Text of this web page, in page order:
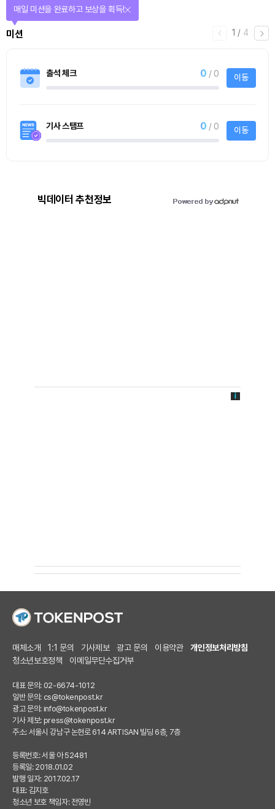
1 / 4
미션
매일 미션을 완료하고 보상을 획득!
출석 체크 0 / 0 이동
기사 스탬프 0 / 0 이동
빅데이터 추천정보
매체소개 1:1 문의 기사제보 광고 문의 이용약관
개인정보처리방침
청소년보호정책
이메일무단수집거부
대표 문의: 02-6674-1012
일반 문의: cs@tokenpost.kr
광고 문의: info@tokenpost.kr
기사 제보: press@tokenpost.kr
주소: 서울시 강남구 논현로 614 ARTISAN 빌딩 6층, 7층
등록번호: 서울 아 52481
등록일: 2018.01.02
발행 일자: 2017.02.17
대표: 김지호
청소년 보호 책임자: 전영빈